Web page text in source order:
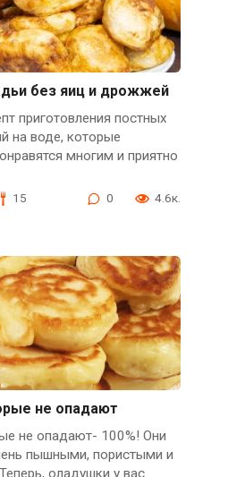
без яиц и дрожжей
приготовления постных
на воде, которые
многим и приятно
15 0 4.6к.
не опадают
не опадают- 100%! Они
пышными, пористыми и